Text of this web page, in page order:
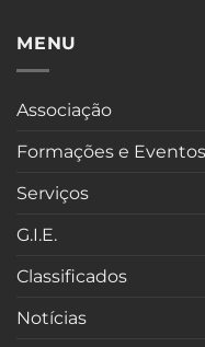
MENU
Associação
Formações e Eventos
Serviços
G.I.E.
Classificados
Notícias